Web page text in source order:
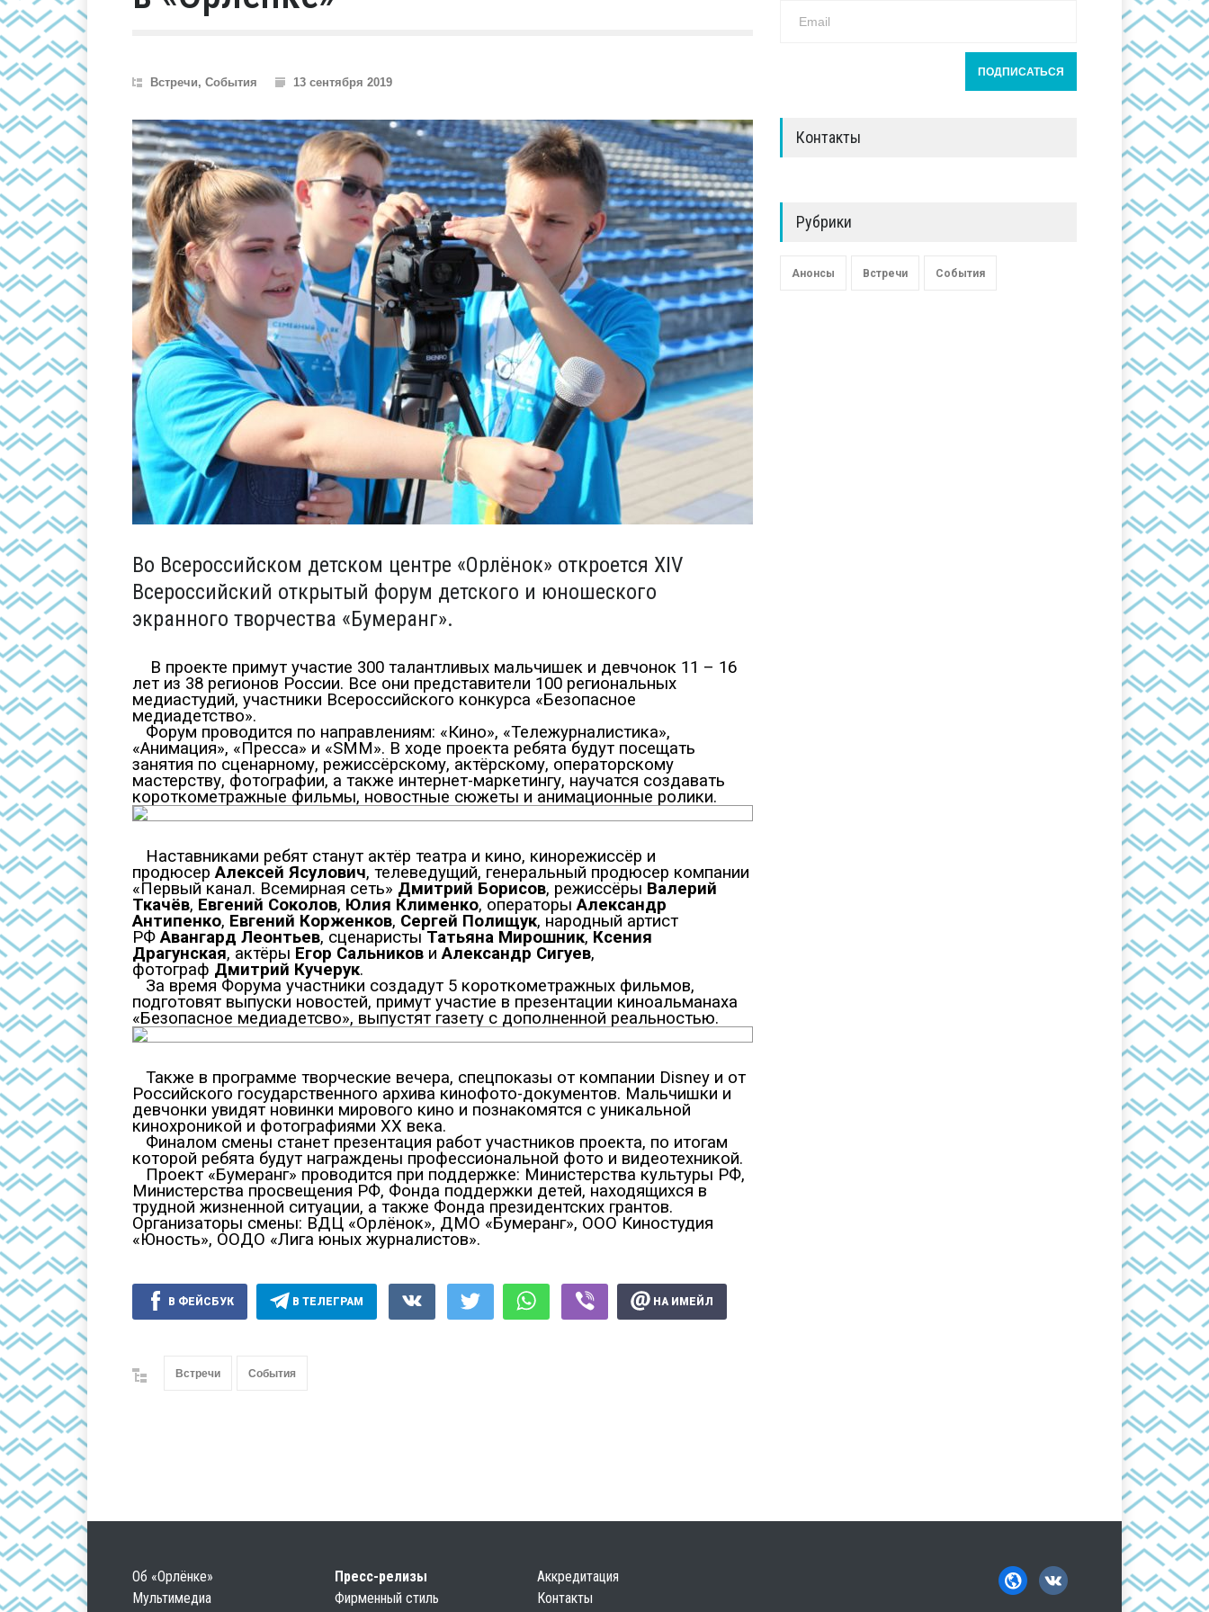
Встречи, События 13 сентября 2019
Во Всероссийском детском центре «Орлёнок» откроется XIV
Всероссийский открытый форум детского и юношеского
экранного творчества «Бумеранг».
В проекте примут участие 300 талантливых мальчишек и девчонок 11 – 16
лет из 38 регионов России. Все они представители 100 региональных
медиастудий, участники Всероссийского конкурса «Безопасное
медиадетство».
Форум проводится по направлениям: «Кино», «Тележурналистика»,
«Анимация», «Пресса» и «SMM». В ходе проекта ребята будут посещать
занятия по сценарному, режиссёрскому, актёрскому, операторскому
мастерству, фотографии, а также интернет-маркетингу, научатся создавать
короткометражные фильмы, новостные сюжеты и анимационные ролики.
Наставниками ребят станут актёр театра и кино, кинорежиссёр и
продюсерАлексей Ясулович, телеведущий, генеральный продюсер компании
«Первый канал. Всемирная сеть» Дмитрий Борисов, режиссёры Валерий
Ткачёв, Евгений Соколов, Юлия Клименко, операторыАлександр
Антипенко, Евгений Корженков, Сергей Полищук, народный артист
РФАвангард Леонтьев, сценаристы Татьяна Мирошник, Ксения
Драгунская, актёры Егор Сальников иАлександр Сигуев,
фотограф Дмитрий Кучерук.
За время Форума участники создадут 5 короткометражных фильмов,
подготовят выпуски новостей, примут участие в презентации киноальманаха
«Безопасное медиадетсво», выпустят газету с дополненной реальностью.
Также в программе творческие вечера, спецпоказы от компании Disney и от
Российского государственного архива кинофото-документов. Мальчишки и
девчонки увидят новинки мирового кино и познакомятся с уникальной
кинохроникой и фотографиями XX века.
Финалом смены станет презентация работ участников проекта, по итогам
которой ребята будут награждены профессиональной фото и видеотехникой.
Проект «Бумеранг» проводится при поддержке: Министерства культуры РФ,
Министерства просвещения РФ, Фонда поддержки детей, находящихся в
трудной жизненной ситуации, а также Фонда президентских грантов.
Организаторы смены: ВДЦ «Орлёнок», ДМО «Бумеранг», ООО Киностудия
«Юность», ООДО «Лига юных журналистов».
В ФЕЙСБУК В ТЕЛЕГРАМ НА ИМЕЙЛ
Встречи События
Контакты
Рубрики
Анонсы Встречи События
Об «Орлёнке» Пресс-релизы
Аккредитация
Мультимедиа
Фирменный стиль
Контакты